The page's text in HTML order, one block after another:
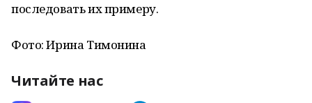
последовать их примеру.
Фото: Ирина Тимонина
Читайте нас